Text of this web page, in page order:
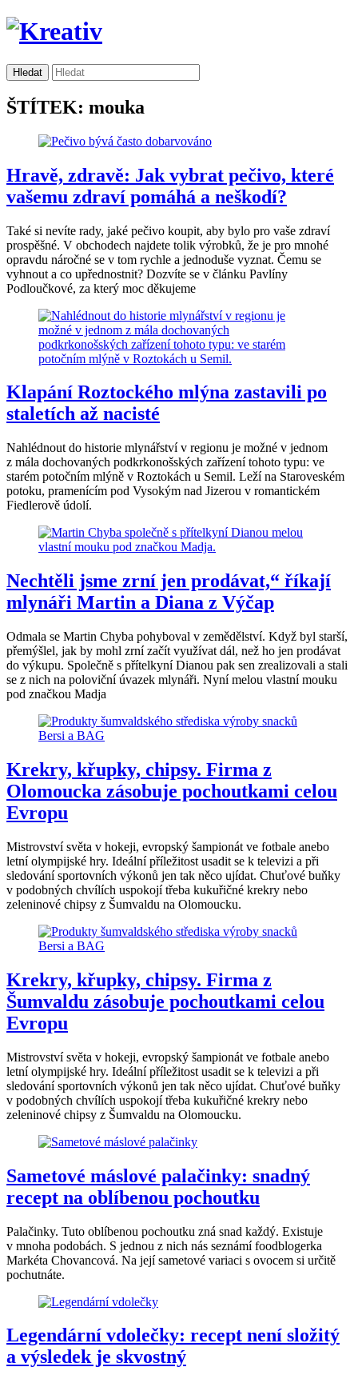
ŠTÍTEK: mouka
Hravě, zdravě: Jak vybrat pečivo, které
vašemu zdraví pomáhá a neškodí?
Také si nevíte rady, jaké pečivo koupit, aby bylo pro vaše zdraví
prospěšné. V obchodech najdete tolik výrobků, že je pro mnohé
opravdu náročné se v tom rychle a jednoduše vyznat. Čemu se
vyhnout a co upřednostnit? Dozvíte se v článku Pavlíny
Podloučkové, za který moc děkujeme
Klapání Roztockého mlýna zastavili po
staletích až nacisté
Nahlédnout do historie mlynářství v regionu je možné v jednom
z mála dochovaných podkrkonošských zařízení tohoto typu: ve
starém potočním mlýně v Roztokách u Semil. Leží na Staroveském
potoku, pramenícím pod Vysokým nad Jizerou v romantickém
Fiedlerově údolí.
Nechtěli jsme zrní jen prodávat,“ říkají
mlynáři Martin a Diana z Výčap
Odmala se Martin Chyba pohyboval v zemědělství. Když byl starší,
přemýšlel, jak by mohl zrní začít využívat dál, než ho jen prodávat
do výkupu. Společně s přítelkyní Dianou pak sen zrealizovali a stali
se z nich na poloviční úvazek mlynáři. Nyní melou vlastní mouku
pod značkou Madja
Krekry, křupky, chipsy. Firma z
Olomoucka zásobuje pochoutkami celou
Evropu
Mistrovství světa v hokeji, evropský šampionát ve fotbale anebo
letní olympijské hry. Ideální příležitost usadit se k televizi a při
sledování sportovních výkonů jen tak něco ujídat. Chuťové buňky
v podobných chvílích uspokojí třeba kukuřičné krekry nebo
zeleninové chipsy z Šumvaldu na Olomoucku.
Krekry, křupky, chipsy. Firma z
Šumvaldu zásobuje pochoutkami celou
Evropu
Mistrovství světa v hokeji, evropský šampionát ve fotbale anebo
letní olympijské hry. Ideální příležitost usadit se k televizi a při
sledování sportovních výkonů jen tak něco ujídat. Chuťové buňky
v podobných chvílích uspokojí třeba kukuřičné krekry nebo
zeleninové chipsy z Šumvaldu na Olomoucku.
Sametové máslové palačinky: snadný
recept na oblíbenou pochoutku
Palačinky. Tuto oblíbenou pochoutku zná snad každý. Existuje
v mnoha podobách. S jednou z nich nás seznámí foodblogerka
Markéta Chovancová. Na její sametové variaci s ovocem si určitě
pochutnáte.
Legendární vdolečky: recept není složitý
a výsledek je skvostný